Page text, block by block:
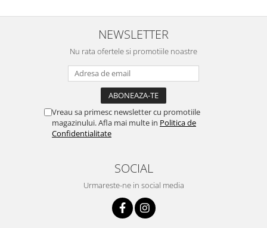
NEWSLETTER
Nu rata ofertele si promotiile noastre
Vreau sa primesc newsletter cu promotiile
magazinului. Afla mai multe in Politica de
Confidentialitate
SOCIAL
Urmareste-ne in social media